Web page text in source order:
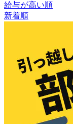
給与が高い順
新着順